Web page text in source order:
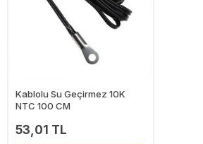
Kablolu Su Geçirmez 10K
NTC 100 CM
53,01 TL